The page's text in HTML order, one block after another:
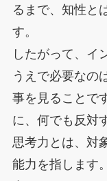
るまで、知性と
す。
したがって、イ
うえで必要なの
事を見ることで
に、何でも反対
思考力とは、対
能力を指します